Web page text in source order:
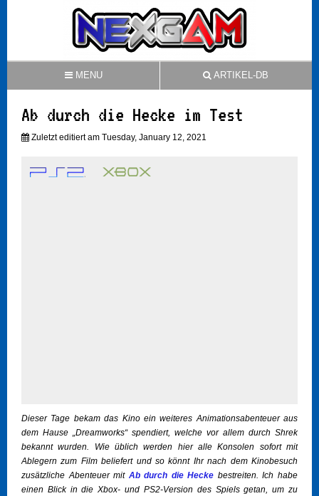
MENU ARTIKEL-DB
Ab durch die Hecke im Test
Zuletzt editiert am Tuesday, January 12, 2021
Dieser Tage bekam das Kino ein weiteres Animationsabenteuer aus
dem Hause „Dreamworks“ spendiert, welche vor allem durch Shrek
bekannt wurden. Wie üblich werden hier alle Konsolen sofort mit
Ablegern zum Film beliefert und so könnt Ihr nach dem Kinobesuch
zusätzliche Abenteuer mit Ab durch die Hecke bestreiten. Ich habe
einen Blick in die Xbox- und PS2-Version des Spiels getan, um zu